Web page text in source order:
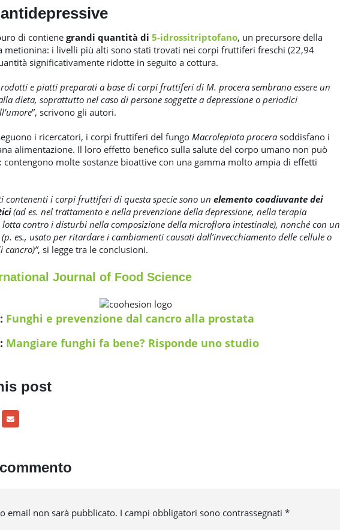
di contienegrandi quantità di 5-idrossitriptofano, un precursore della
metionina: i livelli più alti sono stati trovati nei corpi fruttiferi freschi (22,94
significativamente ridotte in seguito a cottura.
e piatti preparati a base di corpi fruttiferi di M. procera sembrano essere un
dieta, soprattutto nel caso di persone soggette a depressione o periodici
”, scrivono gli autori.
i ricercatori, i corpi fruttiferi del fungo Macrolepiota procera soddisfano i
alimentazione. Il loro effetto benefico sulla salute del corpo umano non può
contengono molte sostanze bioattive con una gamma molto ampia di effetti
contenenti i corpi fruttiferi di questa specie sono un elemento coadiuvante dei
(ad es. nel trattamento e nella prevenzione della depressione, nella terapia
contro i disturbi nella composizione della microflora intestinale), nonché con un
es., usato per ritardare i cambiamenti causati dall’invecchiamento delle cellule o
, si legge tra le conclusioni.
Journal of Food Science
Funghi e prevenzione dal cancro alla prostata
Mangiare funghi fa bene? Risponde uno studio
post
email non sarà pubblicato. I campi obbligatori sono contrassegnati *